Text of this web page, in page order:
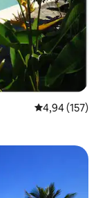
4,94 de uma
4,94 (157)